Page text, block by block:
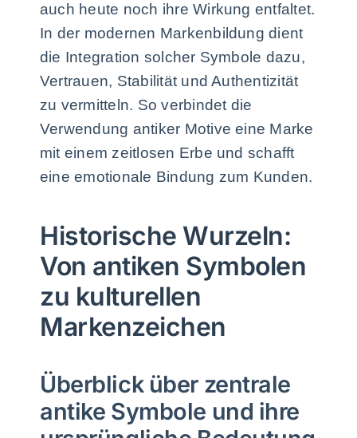
auch heute noch ihre Wirkung entfaltet.
In der modernen Markenbildung dient
die Integration solcher Symbole dazu,
Vertrauen, Stabilität und Authentizität
zu vermitteln. So verbindet die
Verwendung antiker Motive eine Marke
mit einem zeitlosen Erbe und schafft
eine emotionale Bindung zum Kunden.
Historische Wurzeln:
Von antiken Symbolen
zu kulturellen
Markenzeichen
Überblick über zentrale
antike Symbole und ihre